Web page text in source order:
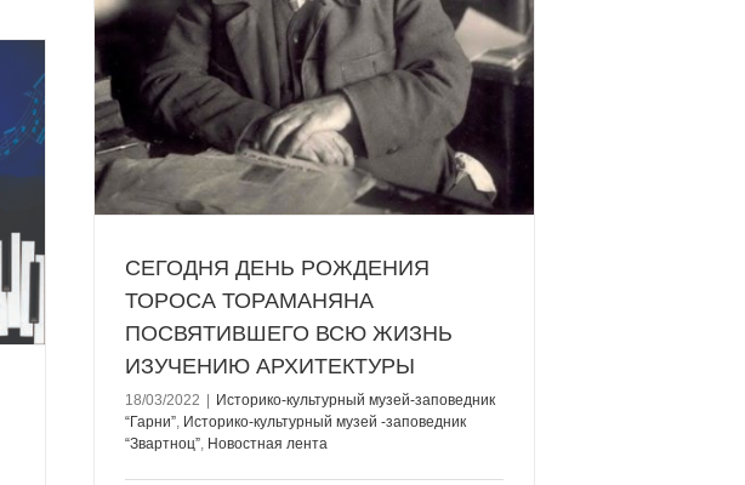
СЕГОДНЯ ДЕНЬ РОЖДЕНИЯ
ТОРОСА ТОРАМАНЯНА
ПОСВЯТИВШЕГО ВСЮ ЖИЗНЬ
ИЗУЧЕНИЮ АРХИТЕКТУРЫ
18/03/2022
Историко-культурный музей-заповедник
“Гарни”, Историко-культурный музей -заповедник
“Звартноц”, Новостная лента